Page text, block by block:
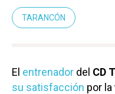
TARANCÓN
El entrenador del CD
su satisfacción por la